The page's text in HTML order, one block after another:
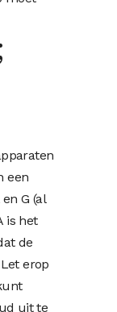
een
G (al
is het
de
erop
uit te